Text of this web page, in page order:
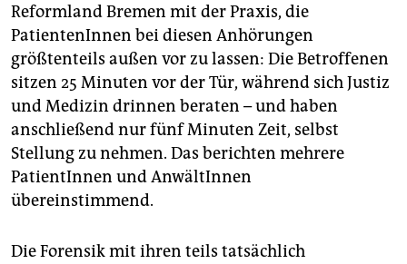
Reformland Bremen mit der Praxis, die
PatientenInnen bei diesen Anhörungen
größtenteils außen vor zu lassen: Die Betroffenen
sitzen 25 Minuten vor der Tür, während sich Justiz
und Medizin drinnen beraten – und haben
anschließend nur fünf Minuten Zeit, selbst
Stellung zu nehmen. Das berichten mehrere
PatientInnen und AnwältInnen
übereinstimmend.
Die Forensik mit ihren teils tatsächlich